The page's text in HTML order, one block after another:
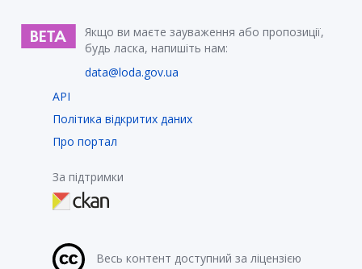
Якщо ви маєте зауваження або пропозиції,
будь ласка, напишіть нам:
data@loda.gov.ua
API
Політика відкритих даних
Про портал
За підтримки
Весь контент доступний за ліцензією